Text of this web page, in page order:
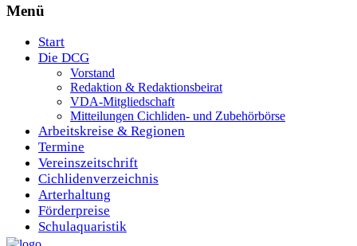
Menü
Start
Die DCG
Vorstand
Redaktion & Redaktionsbeirat
VDA-Mitgliedschaft
Mitteilungen Cichliden- und Zubehörbörse
Arbeitskreise & Regionen
Termine
Vereinszeitschrift
Cichlidenverzeichnis
Arterhaltung
Förderpreise
Schulaquaristik